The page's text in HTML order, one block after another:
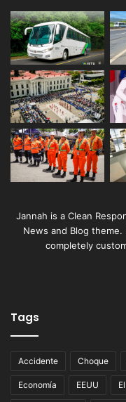
Jannah is a Clean
News and Blog
completely
Tags
Accidente Choque
Economía EEUU